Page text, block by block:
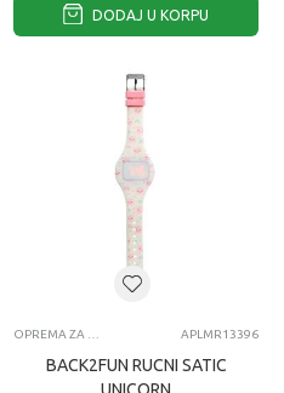
DODAJ U KORPU
APLMR13396
BACK2FUN RUCNI SATIC